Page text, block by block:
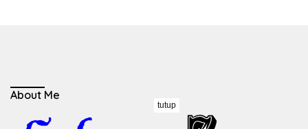
About Me
tutup